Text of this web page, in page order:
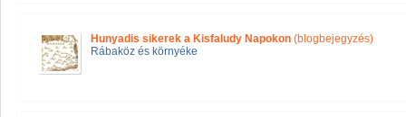
Hunyadis sikerek a Kisfaludy Napokon (blogbejegyzés)
Rábaköz és környéke